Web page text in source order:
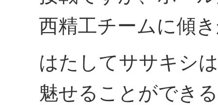
西精工チームに傾
はたしてササキシ
魅せることができ